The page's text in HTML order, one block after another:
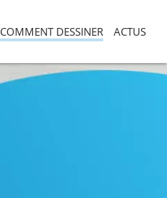
COMMENT DESSINER ACTUS